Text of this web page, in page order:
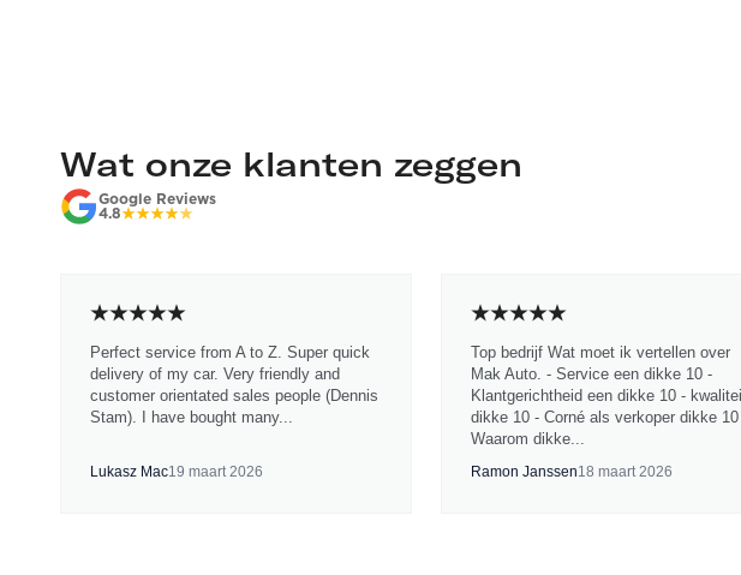
Wat onze klanten zeggen
Google Reviews
4.8
Perfect service from A to Z. Super quick
delivery of my car. Very friendly and
customer orientated sales people (Dennis
Stam). I have bought many...
Lukasz Mac19 maart 2026
Top bedrijf Wat moet ik vertellen over
Mak Auto. - Service een dikke 10 -
Klantgerichtheid een dikke 10 -
dikke 10 - Corné als verkoper dikke 10
Waarom dikke...
Ramon Janssen18 maart 2026